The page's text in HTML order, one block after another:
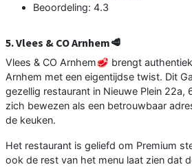
Beoordeling: 4.3
5. Vlees & CO Arnhem🥩
Vlees & CO Arnhem🥩 brengt
Arnhem met een eigentijdse twist. Dit
gezellig restaurant in Nieuwe Plein 22a,
zich bewezen als een betrouwbaar
de keuken.
Het restaurant is geliefd om Premium
ook de rest van het menu laat zien dat